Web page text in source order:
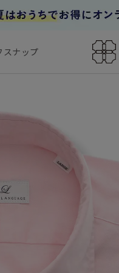
スナップ